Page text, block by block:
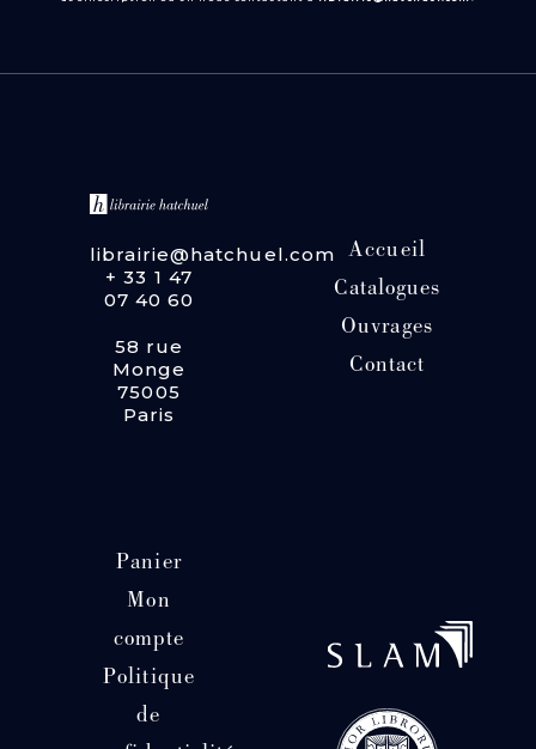
librairie@hatchuel.com
+ 33 1 47
07 40 60
58 rue
Monge
75005
Paris
Accueil
Catalogues
Ouvrages
Contact
Panier
Mon
compte
Politique
de